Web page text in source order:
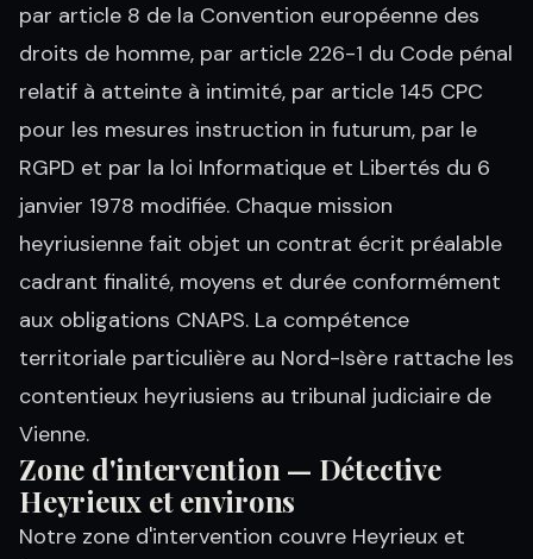
par article 8 de la Convention européenne des
droits de homme, par article 226-1 du Code pénal
relatif à atteinte à intimité, par article 145 CPC
pour les mesures instruction in futurum, par le
RGPD et par la loi Informatique et Libertés du 6
janvier 1978 modifiée. Chaque mission
heyriusienne fait objet un contrat écrit préalable
cadrant finalité, moyens et durée conformément
aux obligations CNAPS. La compétence
territoriale particulière au Nord-Isère rattache les
contentieux heyriusiens au tribunal judiciaire de
Vienne.
Zone d'intervention — Détective
Heyrieux et environs
Notre zone d'intervention couvre Heyrieux et